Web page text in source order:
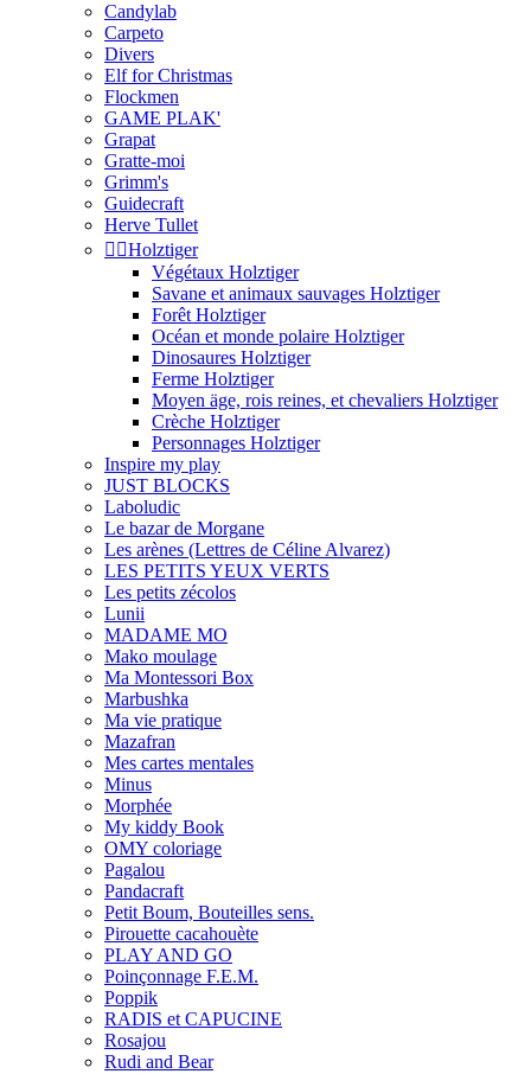
Candylab
Carpeto
Divers
Elf for Christmas
Flockmen
GAME PLAK'
Grapat
Gratte-moi
Grimm's
Guidecraft
Herve Tullet
 Holztiger
Végétaux Holztiger
Savane et animaux sauvages Holztiger
Forêt Holztiger
Océan et monde polaire Holztiger
Dinosaures Holztiger
Ferme Holztiger
Moyen äge, rois reines, et chevaliers Holztiger
Crèche Holztiger
Personnages Holztiger
Inspire my play
JUST BLOCKS
Laboludic
Le bazar de Morgane
Les arènes (Lettres de Céline Alvarez)
LES PETITS YEUX VERTS
Les petits zécolos
Lunii
MADAME MO
Mako moulage
Ma Montessori Box
Marbushka
Ma vie pratique
Mazafran
Mes cartes mentales
Minus
Morphée
My kiddy Book
OMY coloriage
Pagalou
Pandacraft
Petit Boum, Bouteilles sens.
Pirouette cacahouète
PLAY AND GO
Poinçonnage F.E.M.
Poppik
RADIS et CAPUCINE
Rosajou
Rudi and Bear